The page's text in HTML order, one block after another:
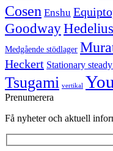
Cosen Enshu
GoodwayHedelius
Medgående stödlager
Heckert Stationary
Tsugami vertikal
Prenumerera
Få nyheter och aktuell